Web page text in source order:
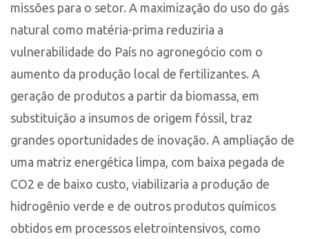
missões para o setor. A maximização do uso do gás
natural como matéria-prima reduziria a
vulnerabilidade do País no agronegócio com o
aumento da produção local de fertilizantes. A
geração de produtos a partir da biomassa, em
substituição a insumos de origem fóssil, traz
grandes oportunidades de inovação. A ampliação de
uma matriz energética limpa, com baixa pegada de
CO2 e de baixo custo, viabilizaria a produção de
hidrogênio verde e de outros produtos químicos
obtidos em processos eletrointensivos, como